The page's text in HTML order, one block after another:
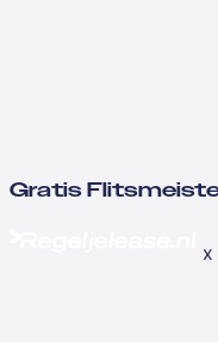
Gratis
x